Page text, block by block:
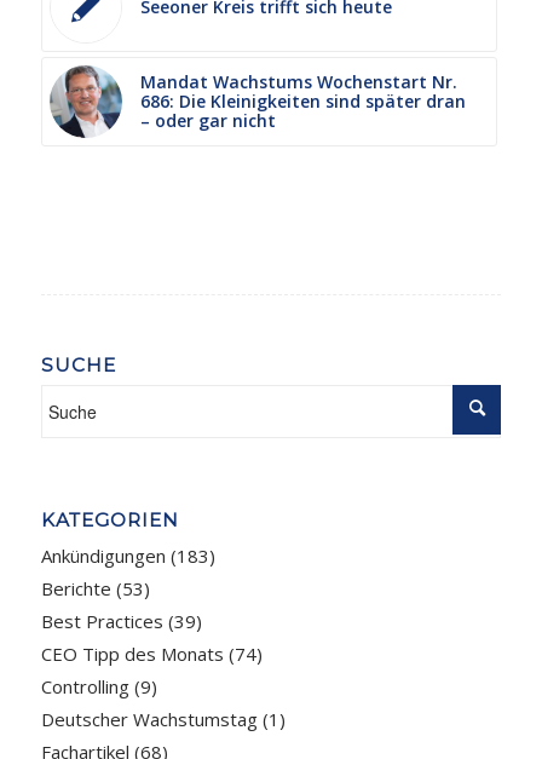
Seeoner Kreis trifft sich heute
Mandat Wachstums Wochenstart Nr.
686: Die Kleinigkeiten sind später dran
– oder gar nicht
SUCHE
KATEGORIEN
Ankündigungen (183)
Berichte (53)
Best Practices (39)
CEO Tipp des Monats (74)
Controlling(9)
Deutscher Wachstumstag(1)
Fachartikel (68)